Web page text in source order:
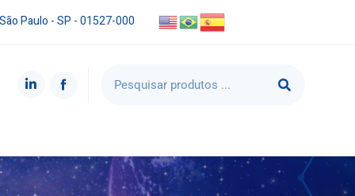
Paulo - SP - 01527-000